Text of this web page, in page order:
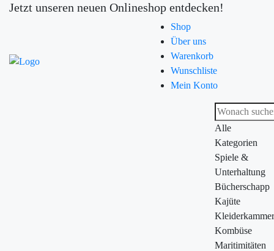
Jetzt unseren neuen Onlineshop entdecken!
Shop
Über uns
Warenkorb
Wunschliste
Mein Konto
Alle
Kategorien
Spiele &
Unterhaltung
Bücherschapp
Kajüte
Kleiderkammer
Kombüse
Maritimitäten